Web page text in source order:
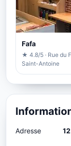
Fafa
★ 4.8/5 · Rue du
Saint-Antoine
Adresse